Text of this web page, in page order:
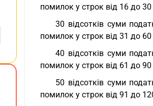
помилок у строк від 16 до
30 відсотків суми
помилок у строк від 31 до
40 відсотків суми
помилок у строк від 61 до
50 відсотків суми
помилок у строк від 91 до